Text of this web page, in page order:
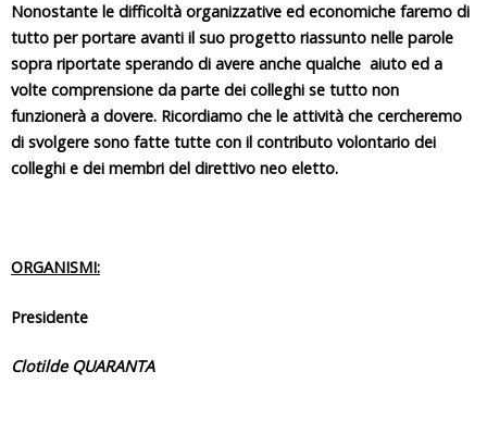
Nonostante le difficoltà organizzative ed economiche faremo di
tutto per portare avanti il suo progetto riassunto nelle parole
sopra riportate sperando di avere anche qualche aiuto ed a
volte comprensione da parte dei colleghi se tutto non
funzionerà a dovere. Ricordiamo che le attività che cercheremo
di svolgere sono fatte tutte con il contributo volontario dei
colleghi e dei membri del direttivo neo eletto.
ORGANISMI:
Presidente
Clotilde QUARANTA